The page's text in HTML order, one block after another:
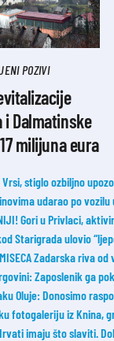
POZIVI
i Dalmatinske
milijuna eura
stiglo ozbiljno
udarao po
Gori u Privlaci,
Starigrada ulovio
MISECA Zadarska
Zaposlenik ga
Oluje: Donosimo
fotogaleriju iz Knina,
imaju što slaviti.